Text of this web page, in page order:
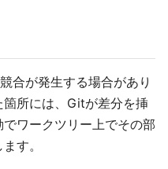
合が発生する場合があり
所には、Gitが差分を挿
ワークツリー上でその部
す。